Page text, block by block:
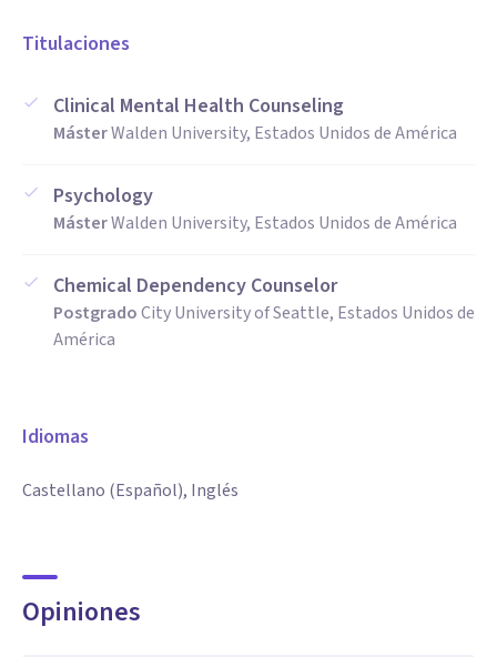
Titulaciones
Clinical Mental Health Counseling
MásterWalden University, Estados Unidos de América
Psychology
MásterWalden University, Estados Unidos de América
Chemical Dependency Counselor
PostgradoCity University of Seattle, Estados Unidos de
América
Idiomas
Castellano (Español), Inglés
Opiniones